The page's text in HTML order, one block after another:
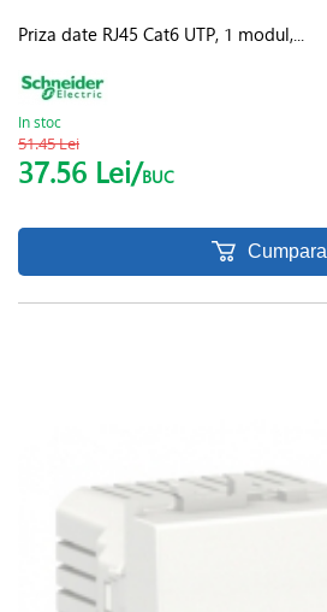
Priza date RJ45 Cat6 UTP, 1 modul,...
In stoc
51.45 Lei
37.56 Lei/BUC
Cumpara